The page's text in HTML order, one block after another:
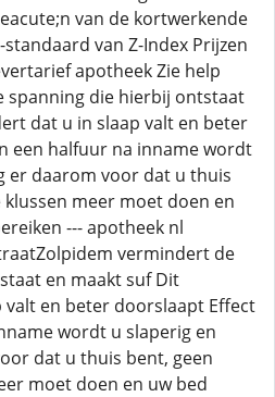
van de kortwerkende
van Z-Index Prijzen
apotheek Zie help
spanning die hierbij ontstaat
dat u in slaap valt en beter
een halfuur na inname wordt
er daarom voor dat u thuis
meer moet doen en
--- apotheek nl
vermindert de
en maakt suf Dit
en beter doorslaapt Effect
wordt u slaperig en
dat u thuis bent, geen
moet doen en uw bed